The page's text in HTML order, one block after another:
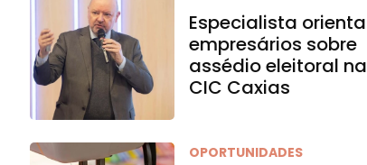
Especialista orienta
empresários sobre
assédio eleitoral na
CIC Caxias
OPORTUNIDADES